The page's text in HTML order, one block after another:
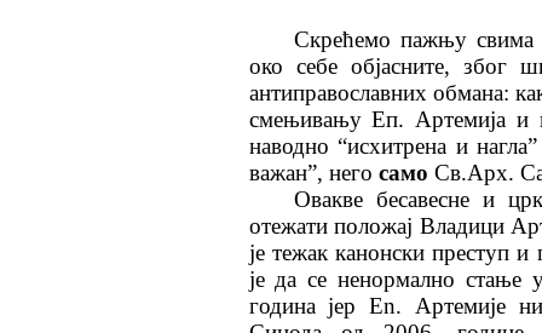
Скрећемо пажњу свима
око себе објасните, због
антиправославних обмана:
смењивању Еп. Артемија и
наводно “исхитрена и
важан”, него само Св.Арх.
Овакве бесавесне и
отежати положај Владици
je тежак канонски преступ
je да се ненормално стање
година јep En. Артемије